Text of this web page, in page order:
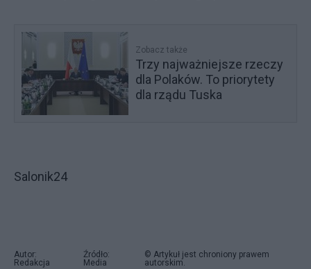
Zobacz także
Trzy najważniejsze rzeczy
dla Polaków. To priorytety
dla rządu Tuska
Salonik24
Autor:
Redakcja
Źródło:
Media
© Artykuł jest chroniony prawem
autorskim.